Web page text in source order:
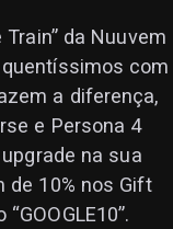
da Nuuvem
com
a diferença,
e Persona 4
na sua
de 10% nos Gift